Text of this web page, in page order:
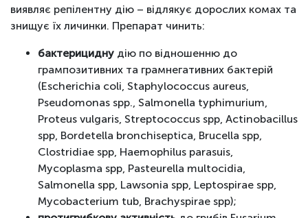
виявляє репілентну дію – відлякує дорослих комах та
знищує їх личинки. Препарат чинить:
бактерицидну дію по відношенню до
грампозитивних та грамнегативних бактерій
(Escherichia сoli, Staphylococcus aureus,
Pseudomonas spp., Salmonella typhimurium,
Proteus vulgaris, Streptococcus spp, Actinobacillus
spp, Bordetella bronchiseptica, Brucella spp,
Clostridiae spp, Haemophilus parasuis,
Mycoplasma spp, Pasteurella multocidia,
Salmonella spp, Lawsonia spp, Leptospirae spp,
Mycobacterium tub, Brachyspirae spp);